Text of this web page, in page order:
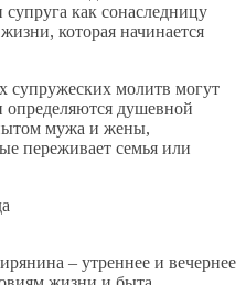
как сонаследницу
которая начинается
молитв могут
определяются душевной
мужа и жены,
переживает семья или
– утреннее и вечернее